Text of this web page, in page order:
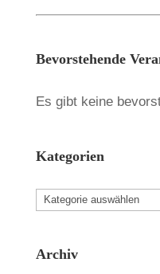
Bevorstehende
Es gibt keine
Kategorien
Kategorien
Archiv